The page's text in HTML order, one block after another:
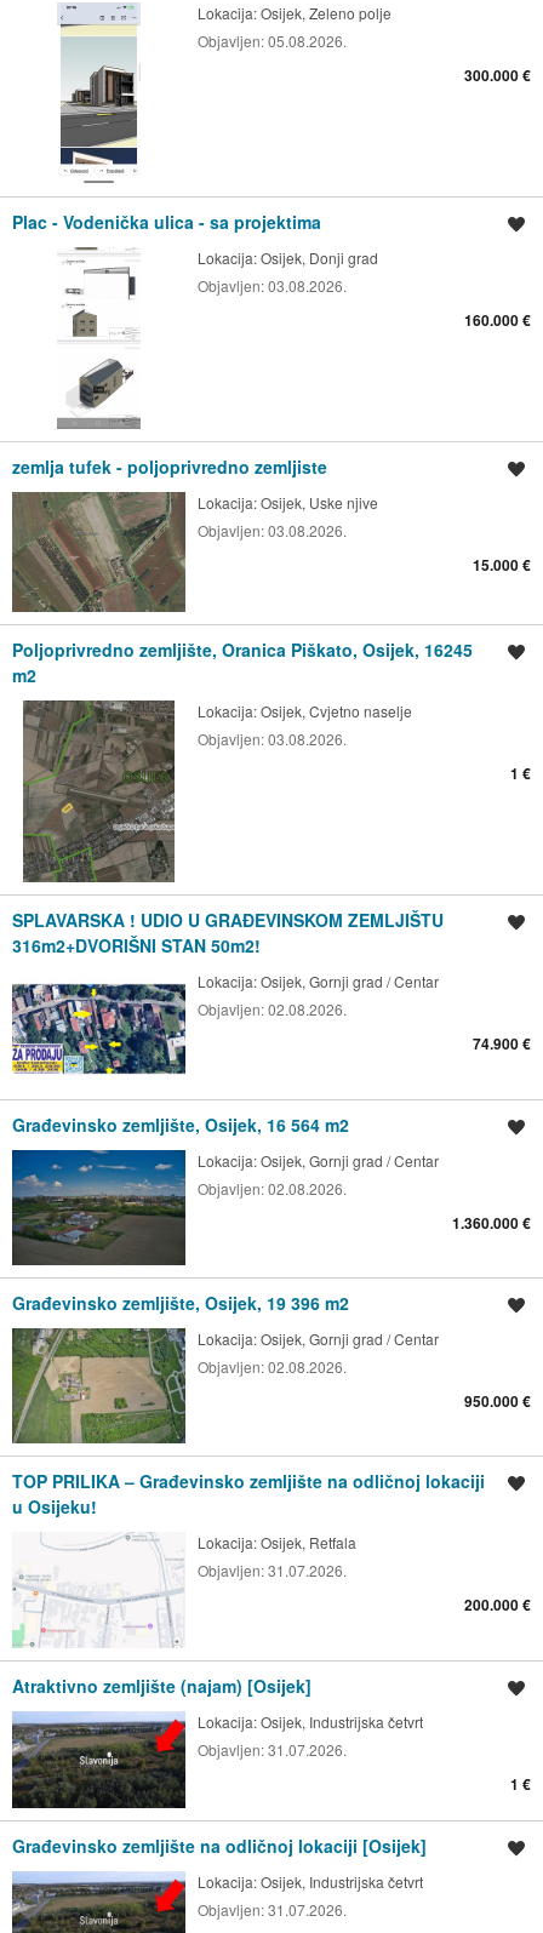
Lokacija:Osijek, Zeleno polje
Objavljen:05.08.2026.
300.000 €
Plac - Vodenička ulica - sa projektima
Lokacija:Osijek, Donji grad
Objavljen:03.08.2026.
160.000 €
zemlja tufek - poljoprivredno zemljiste
Lokacija:Osijek, Uske njive
Objavljen:03.08.2026.
15.000 €
Poljoprivredno zemljište, Oranica Piškato, Osijek, 16245
m2
Lokacija:Osijek, Cvjetno naselje
Objavljen:03.08.2026.
1 €
SPLAVARSKA ! UDIO U GRAĐEVINSKOM ZEMLJIŠTU
316m2+DVORIŠNI STAN 50m2!
Lokacija:Osijek, Gornji grad / Centar
Objavljen:02.08.2026.
74.900 €
Građevinsko zemljište, Osijek, 16 564 m2
Lokacija:Osijek, Gornji grad / Centar
Objavljen:02.08.2026.
1.360.000 €
Građevinsko zemljište, Osijek, 19 396 m2
Lokacija:Osijek, Gornji grad / Centar
Objavljen:02.08.2026.
950.000 €
TOP PRILIKA – Građevinsko zemljište na odličnoj lokaciji
u Osijeku!
Lokacija:Osijek, Retfala
Objavljen:31.07.2026.
200.000 €
Atraktivno zemljište (najam) [Osijek]
Lokacija:Osijek, Industrijska četvrt
Objavljen:31.07.2026.
1 €
Građevinsko zemljište na odličnoj lokaciji [Osijek]
Lokacija:Osijek, Industrijska četvrt
Objavljen:31.07.2026.